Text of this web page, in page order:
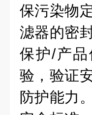
保污染物
滤器的密
保护/产
验，验证
防护能力